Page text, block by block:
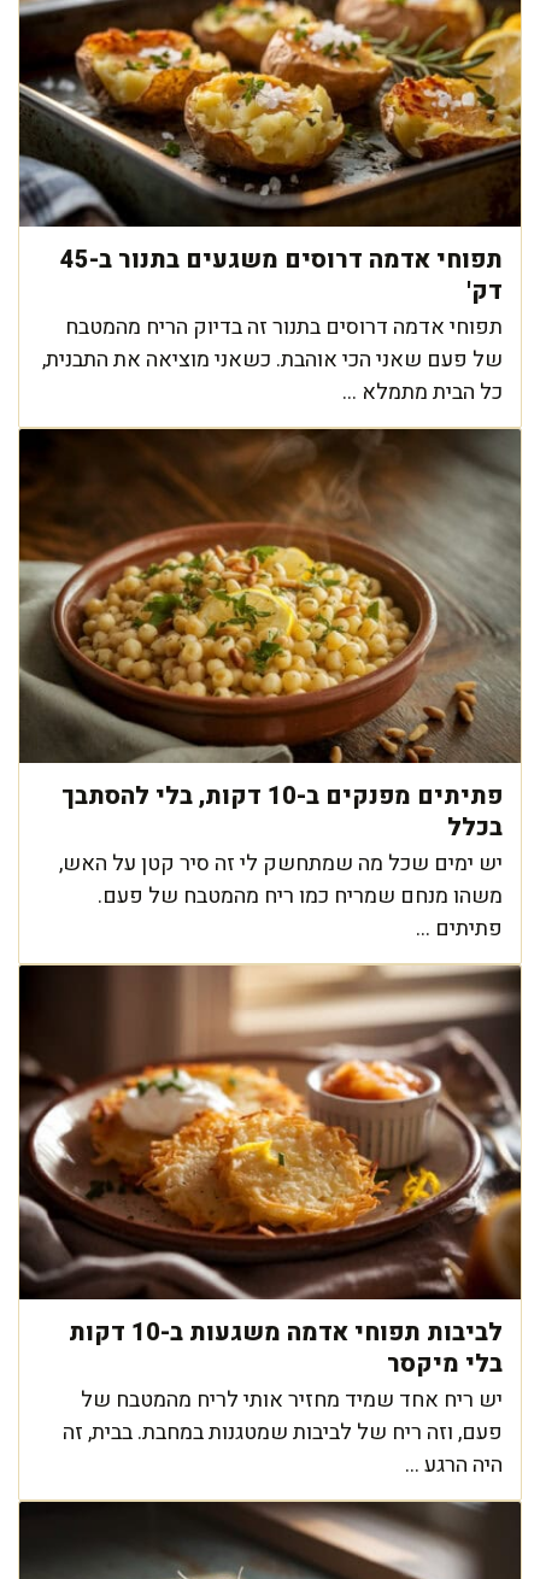
תפוחי אדמה דרוסים משגעים בתנור ב-45
דק'
תפוחי אדמה דרוסים בתנור זה בדיוק הריח מהמטבח
של פעם שאני הכי אוהבת. כשאני מוציאה את התבנית,
כל הבית מתמלא ...
פתיתים מפנקים ב-10 דקות, בלי להסתבך
בכלל
יש ימים שכל מה שמתחשק לי זה סיר קטן על האש,
משהו מנחם שמריח כמו ריח מהמטבח של פעם.
פתיתים ...
לביבות תפוחי אדמה משגעות ב-10 דקות
בלי מיקסר
יש ריח אחד שמיד מחזיר אותי לריח מהמטבח של
פעם, וזה ריח של לביבות שמטגנות במחבת. בבית, זה
היה הרגע ...